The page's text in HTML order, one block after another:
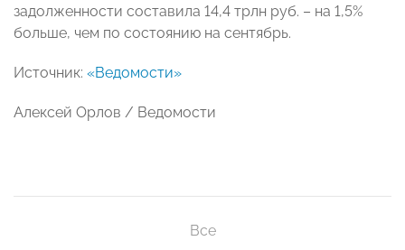
задолженности составила 14,4 трлн руб. – на 1,5%
больше, чем по состоянию на сентябрь.
Источник: «Ведомости»
Алексей Орлов / Ведомости
Все